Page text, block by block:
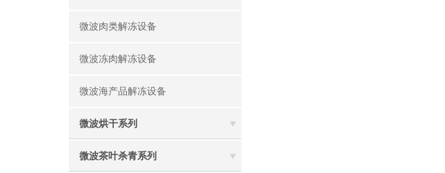
微波肉类解冻设备
微波冻肉解冻设备
微波海产品解冻设备
微波烘干系列
微波茶叶杀青系列